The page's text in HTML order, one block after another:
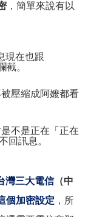
，簡單來說有以
現在也跟
截。
壓縮成阿嬤都看
不是正在「正在
回訊息。
灣三大電信（中
個加密設定 ，所